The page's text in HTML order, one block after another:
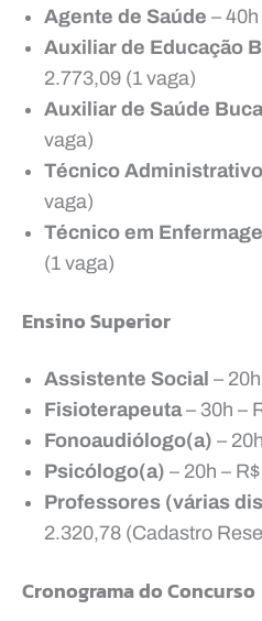
Agente de Saúde –
Auxiliar de Educação
2.773,09 (1 vaga)
Auxiliar de Saúde
vaga)
Técnico Administrativo
vaga)
Técnico em
(1 vaga)
Ensino Superior
Assistente Social –
Fisioterapeuta– 30h –
Fonoaudiólogo(a) –
Psicólogo(a) – 20h –
Professores (várias
2.320,78 (Cadastro
Cronograma do Concurso